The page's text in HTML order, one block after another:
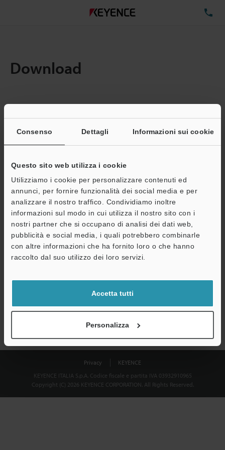
Consenso Dettagli Informazioni sui cookie
Questo sito web utilizza i cookie
Utilizziamo i cookie per personalizzare contenuti ed
annunci, per fornire funzionalità dei social media e per
analizzare il nostro traffico. Condividiamo inoltre
informazioni sul modo in cui utilizza il nostro sito con i
nostri partner che si occupano di analisi dei dati web,
pubblicità e social media, i quali potrebbero combinarle
con altre informazioni che ha fornito loro o che hanno
raccolto dal suo utilizzo dei loro servizi.
Accetta tutti
Personalizza
Download
Quantita: 1Dimensioni file totali:0.71MB
Indirizzo e-mail (obbligatorio)
Download
Dichiarazione sulla privacy
Privacy
KEYENCE
KEYENCE ITALIA S.p.A. Codice fiscale e partita IVA 03932910965
Copyright (C) 2026 KEYENCE CORPORATION. All Rights Reserved.